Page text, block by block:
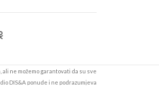
ne možemo garantovati da su sve
DIS&A ponude i ne podrazumjeva